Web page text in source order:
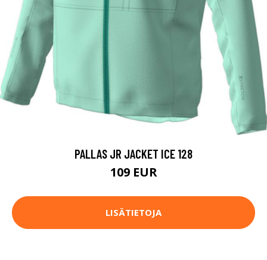
PALLAS JR JACKET ICE 128
109 EUR
LISÄTIETOJA